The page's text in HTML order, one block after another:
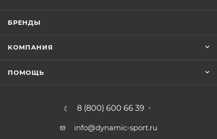
БРЕНДЫ
КОМПАНИЯ
ПОМОЩЬ
8 (800) 600 66 39
info@dynamic-sport.ru